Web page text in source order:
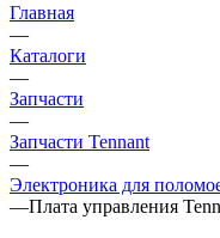
Главная
—
Каталоги
—
Запчасти
—
Запчасти Tennant
—
Электроника для
—Плата управления